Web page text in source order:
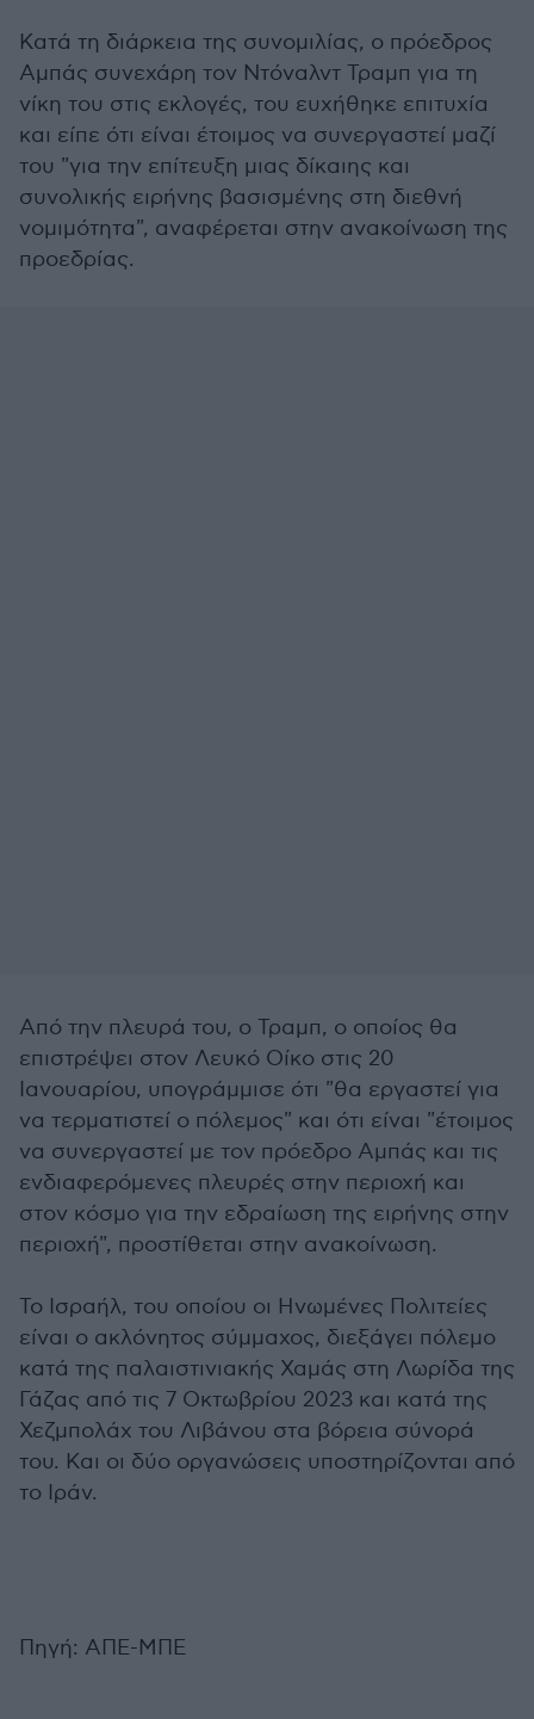
Κατά τη διάρκεια της συνομιλίας, ο πρόεδρος
Αμπάς συνεχάρη τον Ντόναλντ Τραμπ για τη
νίκη του στις εκλογές, του ευχήθηκε επιτυχία
και είπε ότι είναι έτοιμος να συνεργαστεί μαζί
του "για την επίτευξη μιας δίκαιης και
συνολικής ειρήνης βασισμένης στη διεθνή
νομιμότητα", αναφέρεται στην ανακοίνωση της
προεδρίας.
Από την πλευρά του, ο Τραμπ, ο οποίος θα
επιστρέψει στον Λευκό Οίκο στις 20
Ιανουαρίου, υπογράμμισε ότι "θα εργαστεί για
να τερματιστεί ο πόλεμος" και ότι είναι "έτοιμος
να συνεργαστεί με τον πρόεδρο Αμπάς και τις
ενδιαφερόμενες πλευρές στην περιοχή και
στον κόσμο για την εδραίωση της ειρήνης στην
περιοχή", προστίθεται στην ανακοίνωση.
Το Ισραήλ, του οποίου οι Ηνωμένες Πολιτείες
είναι ο ακλόνητος σύμμαχος, διεξάγει πόλεμο
κατά της παλαιστινιακής Χαμάς στη Λωρίδα της
Γάζας από τις 7 Οκτωβρίου 2023 και κατά της
Χεζμπολάχ του Λιβάνου στα βόρεια σύνορά
του. Και οι δύο οργανώσεις υποστηρίζονται από
το Ιράν.
Πηγή: ΑΠΕ-ΜΠΕ